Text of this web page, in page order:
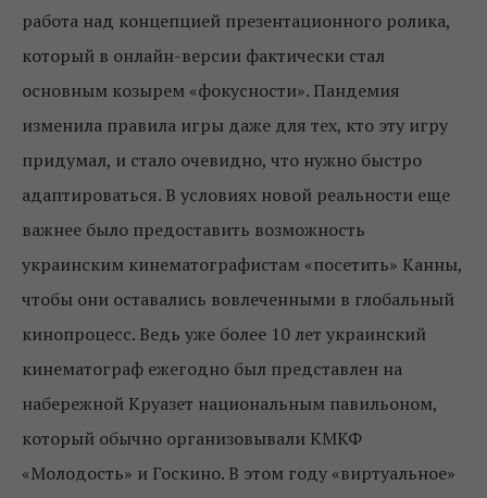
работа над концепцией презентационного ролика,
который в онлайн-версии фактически стал
основным козырем «фокусности». Пандемия
изменила правила игры даже для тех, кто эту игру
придумал, и стало очевидно, что нужно быстро
адаптироваться. В условиях новой реальности еще
важнее было предоставить возможность
украинским кинематографистам «посетить» Канны,
чтобы они оставались вовлеченными в глобальный
кинопроцесс. Ведь уже более 10 лет украинский
кинематограф ежегодно был представлен на
набережной Круазет национальным павильоном,
который обычно организовывали КМКФ
«Молодость» и Госкино. В этом году «виртуальное»